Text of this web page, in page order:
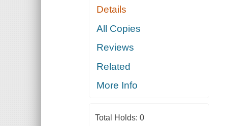
Details
All Copies
Reviews
Related
More Info
Total Holds: 0